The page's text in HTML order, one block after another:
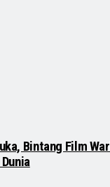
Bintang Film